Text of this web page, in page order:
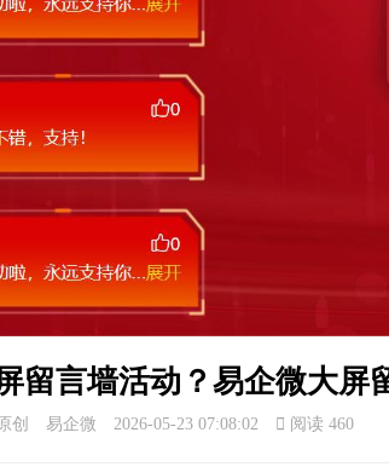
留言墙活动？易企微大屏
创 易企微 2026-05-23 07:08:02  阅读 460